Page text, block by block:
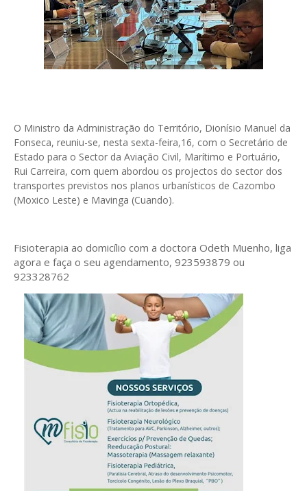
O Ministro da Administração do Território, Dionísio Manuel da
Fonseca, reuniu-se, nesta sexta-feira,16, com o Secretário de
Estado para o Sector da Aviação Civil, Marítimo e Portuário,
Rui Carreira, com quem abordou os projectos do sector dos
transportes previstos nos planos urbanísticos de Cazombo
(Moxico Leste) e Mavinga (Cuando).
Fisioterapia ao domicílio com a doctora Odeth Muenho, liga
agora e faça o seu agendamento, 923593879 ou
923328762